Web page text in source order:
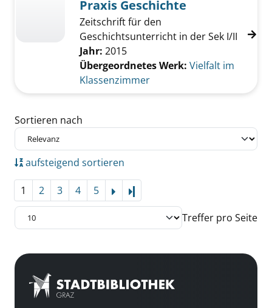
Praxis Geschichte
Zeitschrift für den
Geschichtsunterricht in der Sek I/II
Jahr: 2015
Übergeordnetes Werk: Vielfalt im
Klassenzimmer
Zu den Suchfiltern springen
Sortieren nach
aufsteigend sortieren
1 2 3 4 5
Treffer pro Seite